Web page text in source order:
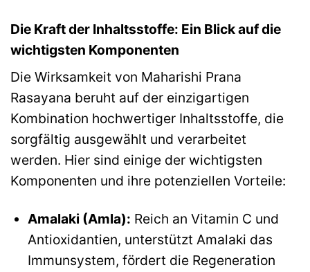
Die Kraft der Inhaltsstoffe: Ein Blick auf die
wichtigsten Komponenten
Die Wirksamkeit von Maharishi Prana
Rasayana beruht auf der einzigartigen
Kombination hochwertiger Inhaltsstoffe, die
sorgfältig ausgewählt und verarbeitet
werden. Hier sind einige der wichtigsten
Komponenten und ihre potenziellen Vorteile:
Amalaki (Amla): Reich an Vitamin C und
Antioxidantien, unterstützt Amalaki das
Immunsystem, fördert die Regeneration